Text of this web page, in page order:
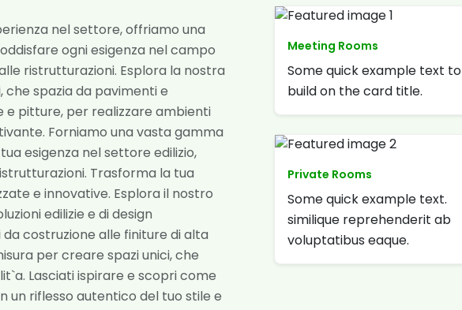
nel settore, offriamo una
ogni esigenza nel campo
ristrutturazioni. Esplora la nostra
spazia da pavimenti e
e pitture, per realizzare ambienti
Forniamo una vasta gamma
esigenza nel settore edilizio,
Trasforma la tua
e innovative. Esplora il nostro
edilizie e di design
costruzione alle finiture di alta
per creare spazi unici, che
Lasciati ispirare e scopri come
un riflesso autentico del tuo stile e
Meeting Rooms
Some quick example text to
build on the card title.
Private Rooms
Some quick example text.
similique reprehenderit ab
voluptatibus eaque.